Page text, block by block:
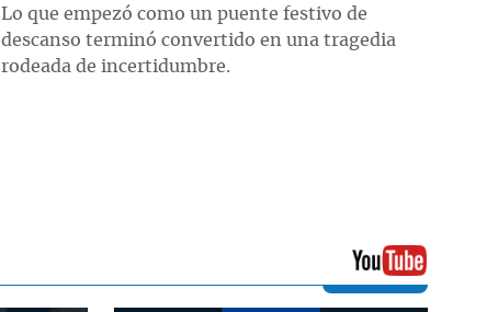
Lo que empezó como un puente festivo de
descanso terminó convertido en una tragedia
rodeada de incertidumbre.